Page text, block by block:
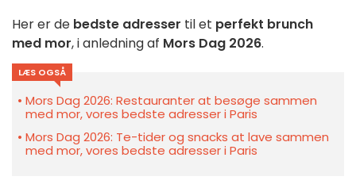
Her er de bedste adresser til et perfekt brunch
med mor, i anledning af Mors Dag 2026.
LÆS OGSÅ
Mors Dag 2026: Restauranter at besøge sammen
med mor, vores bedste adresser i Paris
Mors Dag 2026: Te-tider og snacks at lave sammen
med mor, vores bedste adresser i Paris